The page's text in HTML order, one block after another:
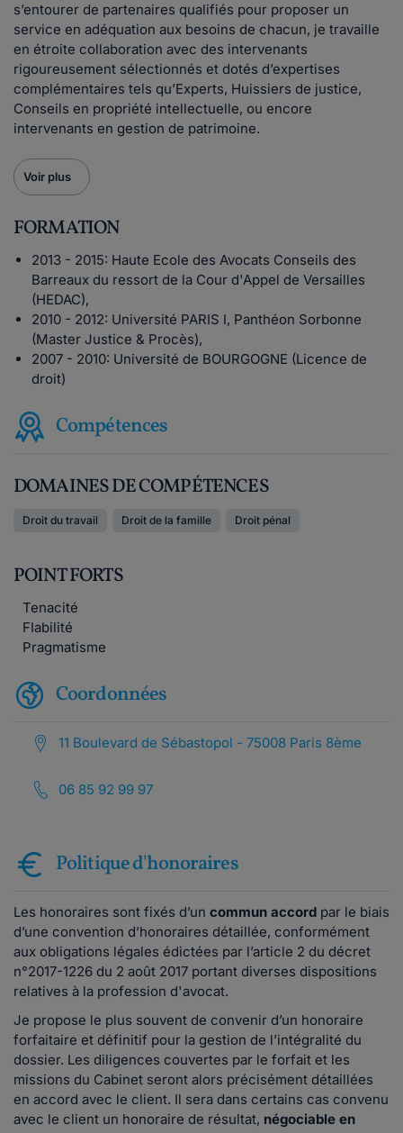
s’entourer de partenaires qualifiés pour proposer un
service en adéquation aux besoins de chacun, je travaille
en étroite collaboration avec des intervenants
rigoureusement sélectionnés et dotés d’expertises
complémentaires tels qu’Experts, Huissiers de justice,
Conseils en propriété intellectuelle, ou encore
intervenants en gestion de patrimoine.
Voir plus
FORMATION
2013 - 2015: Haute Ecole des Avocats Conseils des
Barreaux du ressort de la Cour d'Appel de Versailles
(HEDAC),
2010 - 2012: Université PARIS I, Panthéon Sorbonne
(Master Justice & Procès),
2007 - 2010: Université de BOURGOGNE (Licence de
droit)
Compétences
DOMAINES DE COMPÉTENCES
Droit du travail Droit de la famille Droit pénal
POINT FORTS
Tenacité
FIabilité
Pragmatisme
Coordonnées
11 Boulevard de Sébastopol - 75008 Paris 8ème
06 85 92 99 97
Politique d'honoraires
Les honoraires sont fixés d’un commun accord par le biais
d’une convention d’honoraires détaillée, conformément
aux obligations légales édictées par l’article 2 du décret
n°2017-1226 du 2 août 2017 portant diverses dispositions
relatives à la profession d'avocat.
Je propose le plus souvent de convenir d’un honoraire
forfaitaire et définitif pour la gestion de l’intégralité du
dossier. Les diligences couvertes par le forfait et les
missions du Cabinet seront alors précisément détaillées
en accord avec le client. Il sera dans certains cas convenu
avec le client un honoraire de résultat, négociable en